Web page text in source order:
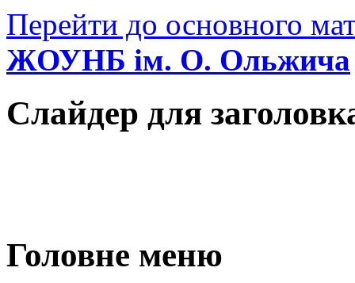
Перейти до основного
ЖОУНБ ім. О. Ольжича
Слайдер для
Головне меню